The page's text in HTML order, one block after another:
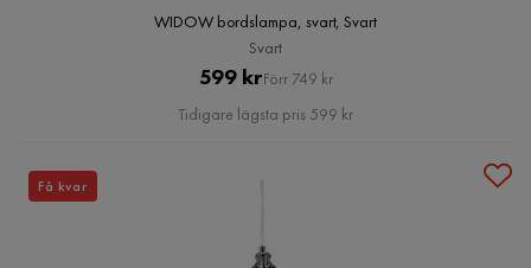
WIDOW bordslampa, svart, Svart
Svart
Pris
599 krOriginal
Pris
Förr 749 kr
Tidigare lägsta pris 599 kr
Få kvar